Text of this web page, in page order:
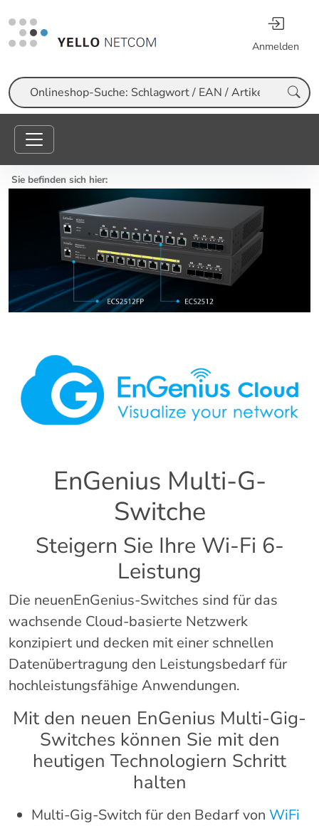
Anmelden
Suche
Sie befinden sich hier:
EnGenius Multi-G-
Switche
Steigern Sie Ihre Wi-Fi 6-
Leistung
Die neuenEnGenius-Switches sind für das
wachsende Cloud-basierte Netzwerk
konzipiert und decken mit einer schnellen
Datenübertragung den Leistungsbedarf für
hochleistungsfähige Anwendungen.
Mit den neuen EnGenius Multi-Gig-
Switches können Sie mit den
heutigen Technologiern Schritt
halten
Multi-Gig-Switch für den Bedarf von WiFi